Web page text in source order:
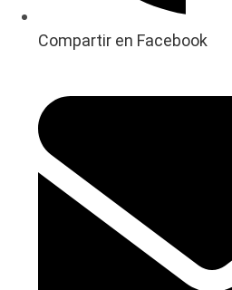
Compartir en Facebook